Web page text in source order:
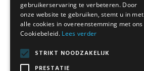
NEWSLETTER
Blijf op de hoogte
gebruikerservaring te verbeteren. Door
onze website te gebruiken, stemt u in met
alle cookies in overeenstemming met ons
Cookiebeleid. Lees verder
STRIKT NOODZAKELIJK
PRESTATIE